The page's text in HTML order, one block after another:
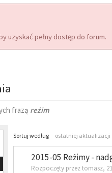
uzyskać pełny dostęp do forum.
frazą reżim
Sortuj według ostatniej aktualizacji
2015-05 Reżimy -
Rozpoczęty przez tomasz,